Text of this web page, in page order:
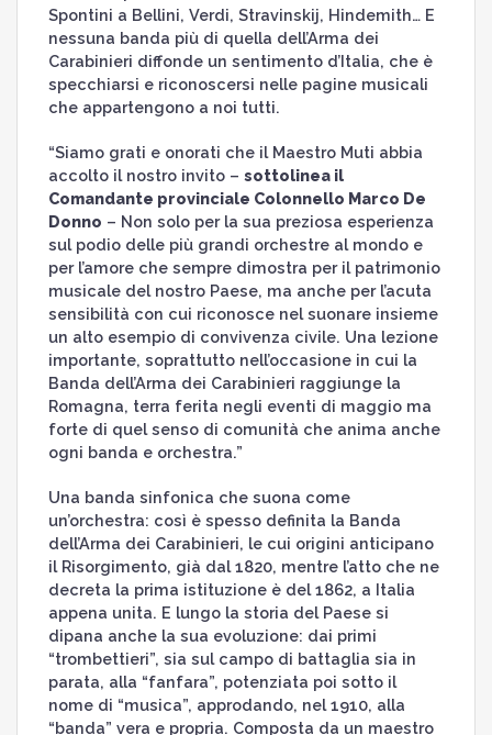
Spontini a Bellini, Verdi, Stravinskij, Hindemith… E
nessuna banda più di quella dell’Arma dei
Carabinieri diffonde un sentimento d’Italia, che è
specchiarsi e riconoscersi nelle pagine musicali
che appartengono a noi tutti.
“Siamo grati e onorati che il Maestro Muti abbia
accolto il nostro invito – sottolinea il
Comandante provinciale Colonnello Marco De
Donno – Non solo per la sua preziosa esperienza
sul podio delle più grandi orchestre al mondo e
per l’amore che sempre dimostra per il patrimonio
musicale del nostro Paese, ma anche per l’acuta
sensibilità con cui riconosce nel suonare insieme
un alto esempio di convivenza civile. Una lezione
importante, soprattutto nell’occasione in cui la
Banda dell’Arma dei Carabinieri raggiunge la
Romagna, terra ferita negli eventi di maggio ma
forte di quel senso di comunità che anima anche
ogni banda e orchestra.”
Una banda sinfonica che suona come
un’orchestra: così è spesso definita la Banda
dell’Arma dei Carabinieri, le cui origini anticipano
il Risorgimento, già dal 1820, mentre l’atto che ne
decreta la prima istituzione è del 1862, a Italia
appena unita. E lungo la storia del Paese si
dipana anche la sua evoluzione: dai primi
“trombettieri”, sia sul campo di battaglia sia in
parata, alla “fanfara”, potenziata poi sotto il
nome di “musica”, approdando, nel 1910, alla
“banda” vera e propria. Composta da un maestro